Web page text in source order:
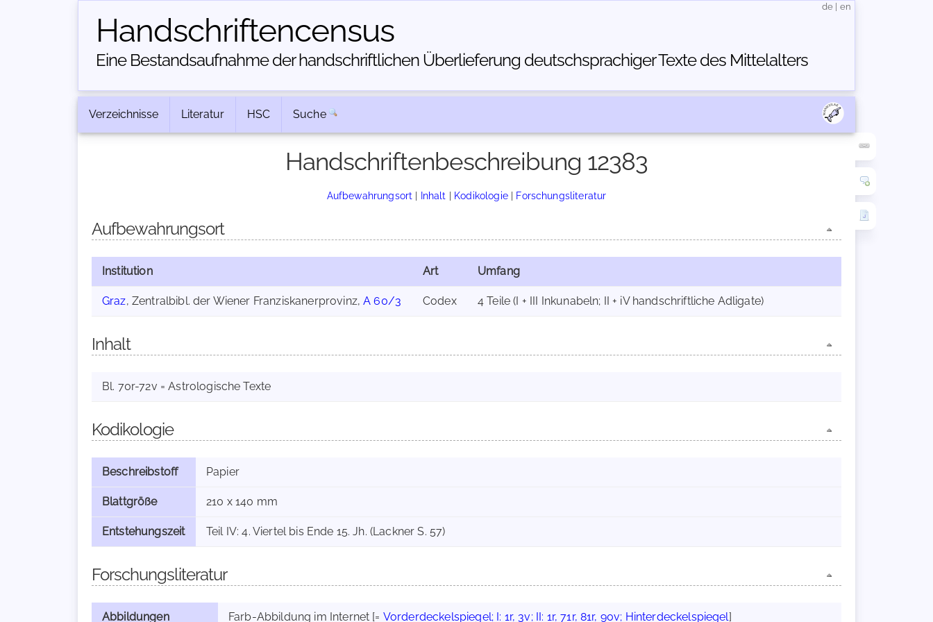
Handschriften­census
Eine Bestandsaufnahme der handschriftlichen Über­lieferung deutschsprachiger Texte des Mittelalters
de en
Verzeichnisse Literatur HSC Suche
Handschriftenbeschreibung 12383
Aufbewahrungsort | Inhalt | Kodikologie| Forschungsliteratur
Aufbewahrungsort
Institution Art Umfang
Graz, Zentralbibl. der Wiener Franziskanerprovinz,A 60/3 Codex 4 Teile (I + III Inkunabeln; II + iV handschriftliche Adligate)
Inhalt
Bl. 70r-72v = Astrologische Texte
Kodikologie
Beschreibstoff Papier
Blattgröße 210 x 140 mm
Entstehungszeit Teil IV: 4. Viertel bis Ende 15. Jh. (Lackner S. 57)
Forschungsliteratur
Abbildungen Farb-Abbildung im Internet [= Vorderdeckelspiegel; I: 1r, 3v; II: 1r, 71r, 81r, 90v; Hinterdeckelspiegel]